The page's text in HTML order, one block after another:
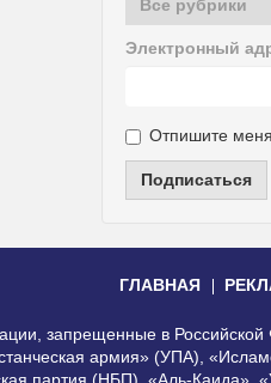
Электронный
Отпишите меня
Подписаться
ГЛАВНАЯ
запрещенные в
армия» (УПА),
партия (НБП), «Аль-